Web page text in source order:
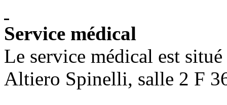
Service médical
Le service médical est
Altiero Spinelli, salle 2 F